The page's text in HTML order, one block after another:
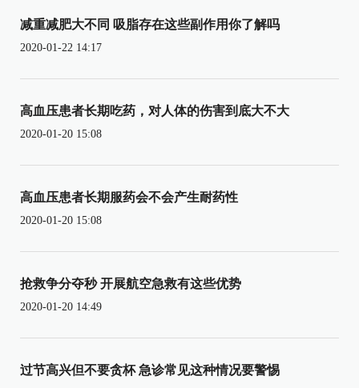
减重减肥大不同 吸脂存在这些副作用你了解吗
2020-01-22 14:17
高血压患者长期吃药，对人体的伤害到底大不大
2020-01-20 15:08
高血压患者长期服药会不会产生耐药性
2020-01-20 15:08
抢救争分夺秒 开展航空急救有这些优势
2020-01-20 14:49
过节高兴但不要贪杯 急诊常见这种情况要警惕